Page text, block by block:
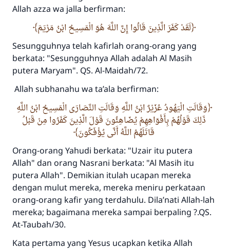
Allah azza wa jalla berfirman:
لَقَدْ كَفَرَ الَّذِينَ قَالُوا إِنَّ اللَّهَ هُوَ الْمَسِيحُ ابْنُ مَرْيَمَ
Sesungguhnya telah kafirlah orang-orang yang
berkata: "Sesungguhnya Allah adalah Al Masih
putera Maryam". QS. Al-Maidah/72.
Allah subhanahu wa ta’ala berfirman:
وَقَالَتِ الْيَهُودُ عُزَيْرٌ ابْنُ اللَّهِ وَقَالَتِ النَّصَارَى الْمَسِيحُ ابْنُ اللَّهِ
ذَلِكَ قَوْلُهُمْ بِأَفْوَاهِهِمْ يُضَاهِئُونَ قَوْلَ الَّذِينَ كَفَرُوا مِنْ قَبْلُ
قَاتَلَهُمُ اللَّهُ أَنَّى يُؤْفَكُونَ
Orang-orang Yahudi berkata: "Uzair itu putera
Allah" dan orang Nasrani berkata: "Al Masih itu
putera Allah". Demikian itulah ucapan mereka
dengan mulut mereka, mereka meniru perkataan
orang-orang kafir yang terdahulu. Dila’nati Allah-lah
mereka; bagaimana mereka sampai berpaling ?.QS.
At-Taubah/30.
Kata pertama yang Yesus ucapkan ketika Allah